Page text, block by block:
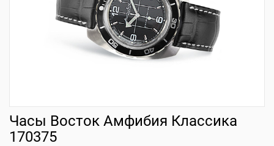
Часы Восток Амфибия Классика
170375